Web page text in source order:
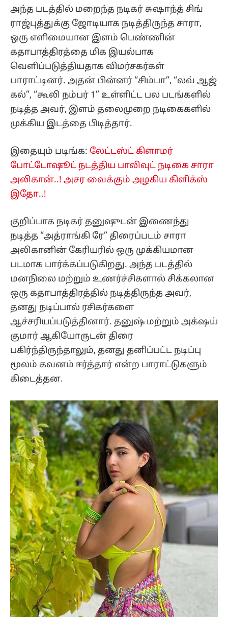
அந்த படத்தில் மறைந்த நடிகர் சுஷாந்த் சிங்
ராஜ்புத்துக்கு ஜோடியாக நடித்திருந்த சாரா,
ஒரு எளிமையான இளம் பெண்ணின்
கதாபாத்திரத்தை மிக இயல்பாக
வெளிப்படுத்தியதாக விமர்சகர்கள்
பாராட்டினர். அதன் பின்னர் “சிம்பா”, “லவ் ஆஜ்
கல்”, “கூலி நம்பர் 1” உள்ளிட்ட பல படங்களில்
நடித்த அவர், இளம் தலைமுறை நடிகைகளில்
முக்கிய இடத்தை பிடித்தார்.
இதையும் படிங்க: லேட்டஸ்ட் கிளாமர்
போட்டோஷூட் நடத்திய பாலிவுட் நடிகை சாரா
அலிகான்..! அசர வைக்கும் அழகிய கிளிக்ஸ்
இதோ..!
குறிப்பாக நடிகர் தனுஷுடன் இணைந்து
நடித்த “அத்ராங்கி ரே” திரைப்படம் சாரா
அலிகானின் கேரியரில் ஒரு முக்கியமான
படமாக பார்க்கப்படுகிறது. அந்த படத்தில்
மனநிலை மற்றும் உணர்ச்சிகளால் சிக்கலான
ஒரு கதாபாத்திரத்தில் நடித்திருந்த அவர்,
தனது நடிப்பால் ரசிகர்களை
ஆச்சரியப்படுத்தினார். தனுஷ் மற்றும் அக்‌ஷய்
குமார் ஆகியோருடன் திரை
பகிர்ந்திருந்தாலும், தனது தனிப்பட்ட நடிப்பு
மூலம் கவனம் ஈர்த்தார் என்ற பாராட்டுகளும்
கிடைத்தன.